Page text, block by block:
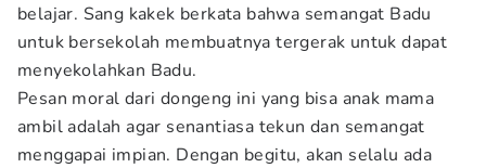
belajar. Sang kakek berkata bahwa semangat Badu
untuk bersekolah membuatnya tergerak untuk dapat
menyekolahkan Badu.
Pesan moral dari dongeng ini yang bisa anak mama
ambil adalah agar senantiasa tekun dan semangat
menggapai impian. Dengan begitu, akan selalu ada